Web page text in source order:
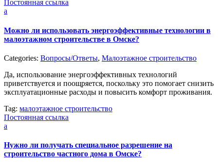
Постоянная ссылка
a
Можно ли использовать энергоэффективные технологии в
малоэтажном строительстве в Омске?
Categories: Вопросы/Ответы, Малоэтажное строительство
Да, использование энергоэффективных технологий
приветствуется и поощряется, поскольку это помогает снизить
эксплуатационные расходы и повысить комфорт проживания.
Tag: малоэтажное строительство
Постоянная ссылка
a
Нужно ли получать специальное разрешение на
строительство частного дома в Омске?